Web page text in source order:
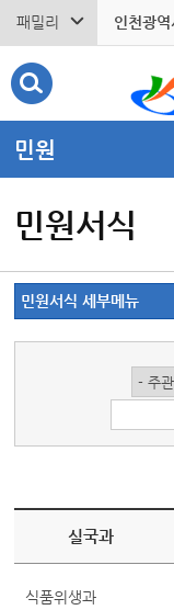
패밀리 인천광
민원
민원서식
민원서식 세부메뉴
실국과
식품위생과